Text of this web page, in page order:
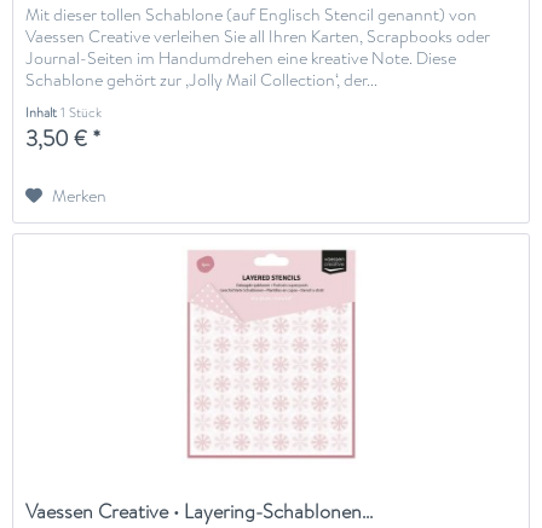
Mit dieser tollen Schablone (auf Englisch Stencil genannt) von
Vaessen Creative verleihen Sie all Ihren Karten, Scrapbooks oder
Journal-Seiten im Handumdrehen eine kreative Note. Diese
Schablone gehört zur ‚Jolly Mail Collection‘, der...
Inhalt1 Stück
3,50 € *
Merken
Vaessen Creative • Layering-Schablonen...